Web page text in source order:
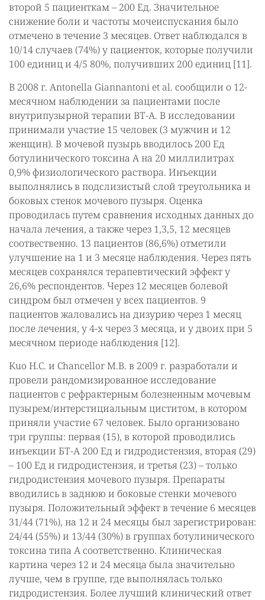
второй 5 пациенткам – 200 Ед. Значительное
снижение боли и частоты мочеиспускания было
отмечено в течение 3 месяцев. Ответ наблюдался в
10/14 случаев (74%) у пациенток, которые получили
100 единиц и 4/5 80%, получивших 200 единиц [11].
В 2008 г. Antonella Giannantoni et al. сообщили о 12-
месячном наблюдении за пациентами после
внутрипузырной терапии ВТ-А. В исследовании
принимали участие 15 человек (3 мужчин и 12
женщин). В мочевой пузырь вводилось 200 Ед
ботулинического токсина А на 20 миллилитрах
0,9% физиологического раствора. Инъекции
выполнялись в подслизистый слой треугольника и
боковых стенок мочевого пузыря. Оценка
проводилась путем сравнения исходных данных до
начала лечения, а также через 1,3,5, 12 месяцев
соотвественно. 13 пациентов (86,6%) отметили
улучшение на 1 и 3 месяце наблюдения. Через пять
месяцев сохранялся терапевтический эффект у
26,6% респондентов. Через 12 месяцев болевой
синдром был отмечен у всех пациентов. 9
пациентов жаловались на дизурию через 1 месяц
после лечения, у 4-х через 3 месяца, и у двоих при 5
месячном периоде наблюдения [12].
Kuo H.C. и Chancellor M.B. в 2009 г. разработали и
провели рандомизированное исследование
пациентов с рефрактерным болезненным мочевым
пузырем/интерстициальным циститом, в котором
приняли участие 67 человек. Было организовано
три группы: первая (15), в которой проводились
инъекции БТ-А 200 Ед и гидродистензия, вторая (29)
– 100 Ед и гидродистензия, и третья (23) – только
гидродистензия мочевого пузыря. Препараты
вводились в заднюю и боковые стенки мочевого
пузыря. Положительный эффект в течение 6 месяцев
31/44 (71%), на 12 и 24 месяцы был зарегистрирован:
24/44 (55%) и 13/44 (30%) в группах ботулинического
токсина типа А соответственно. Клиническая
картина через 12 и 24 месяца была значительно
лучше, чем в группе, где выполнялась только
гидродистензия. Более лучший клинический ответ